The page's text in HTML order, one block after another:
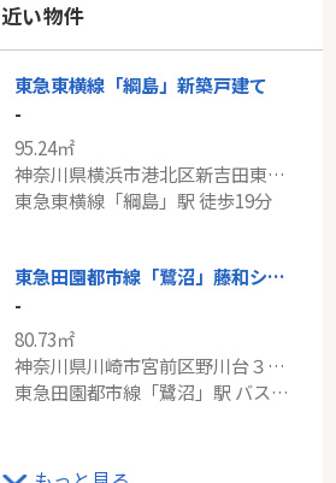
い物件
東急東横線「綱島」新築戸建て
-
95.24㎡
神奈川県横浜市港北区新吉田東７丁目
東急東横線「綱島」駅 徒歩19分
東急田園都市線「鷺沼」藤和シティホームズ鷺沼ガーデンプロト
-
80.73㎡
神奈川県川崎市宮前区野川台３丁目
東急田園都市線「鷺沼」駅 バス11分 「野川台」 停歩2分
カインドステージ横浜台町